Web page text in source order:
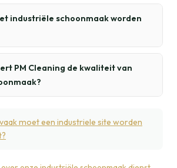
industriële schoonmaak worden
PM Cleaning de kwaliteit van
moet een industriele site worden